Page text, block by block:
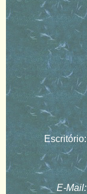
Escritório:
E-Mail: